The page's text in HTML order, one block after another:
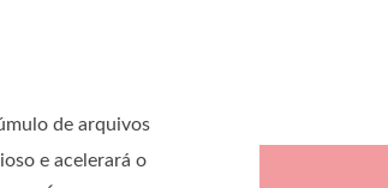
de arquivos
e acelerará o